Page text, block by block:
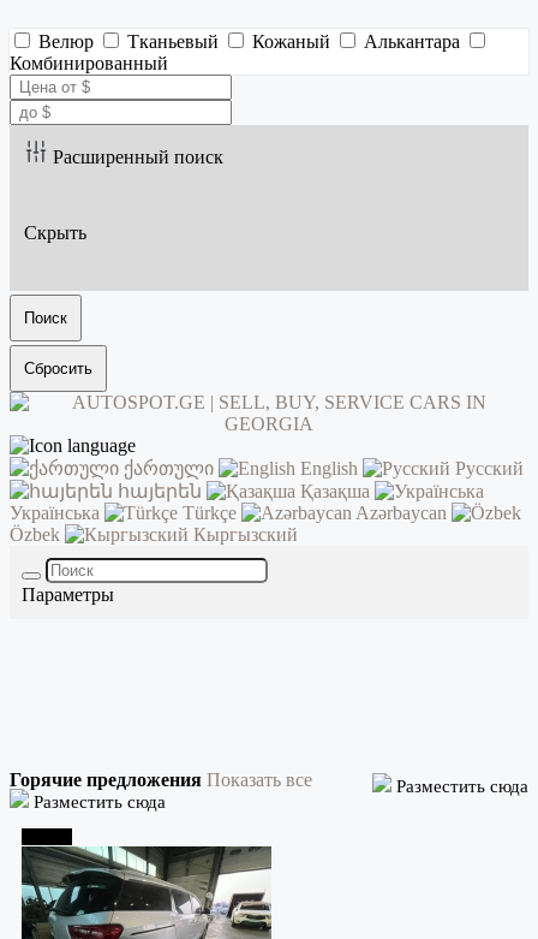
Велюр Тканьевый Кожаный
Алькантара
Комбинированный
Расширенный поиск
Скрыть
Поиск
Сбросить
ქართული English
Русский
հայերեն
Қазақша
Українська
Türkçe
Azərbaycan
Özbek
Кыргызский
Параметры
Горячие предложения Показать все
Разместить сюда
Разместить сюда